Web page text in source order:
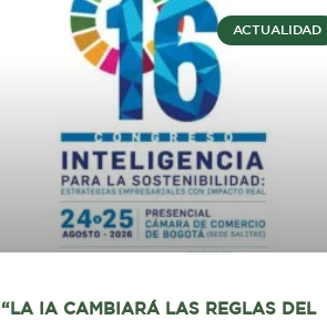
ACTUALIDAD
“LA IA CAMBIARÁ LAS REGLAS DEL